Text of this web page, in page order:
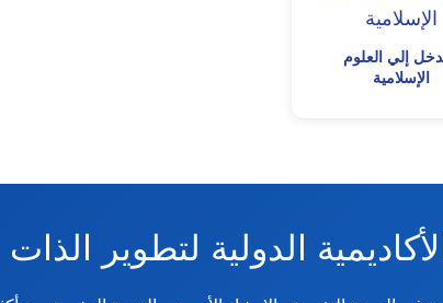
إلي العلوم
الإسلامية
الدولية لتطوير الذات